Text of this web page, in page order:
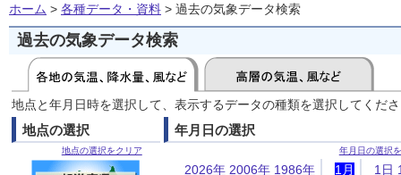
ホーム > 各種データ・資料 > 過去の気象データ検索
過去の気象データ検索
地点と年月日時を選択して、表示するデータの種類を選択してくだ
地点の選択
地点の選択をクリア
年月日の選択
年月日の選択
2026年 2006年 1986年
1月
1日